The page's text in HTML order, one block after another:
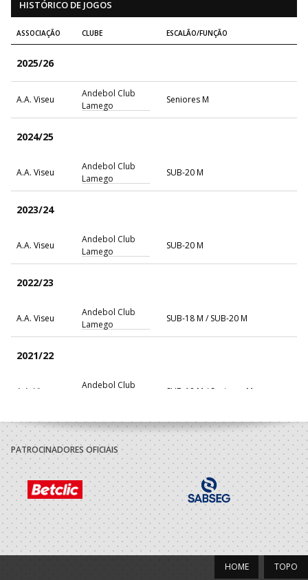
HISTÓRICO DE JOGOS
ASSOCIAÇÃO CLUBE ESCALÃO/FUNÇÃO
2025/26
A.A. Viseu
Andebol Club
Lamego
Seniores M
2024/25
A.A. Viseu
Andebol Club
Lamego
SUB-20 M
2023/24
A.A. Viseu
Andebol Club
Lamego
SUB-20 M
2022/23
A.A. Viseu
Andebol Club
Lamego
SUB-18 M / SUB-20 M
2021/22
A.A. Viseu
Andebol Club
SUB-18 M / Seniores M
A.A. Viseu
Andebol Club
Lamego
SUB-18 M / SUB-20 M
2020/21
A.A. Viseu
Andebol Club
Lamego
SUB-17 M / SUB-19 M
2019/20
Iniciados M / Juvenis M
PATROCINADORES OFICIAIS
TOPO
HOME